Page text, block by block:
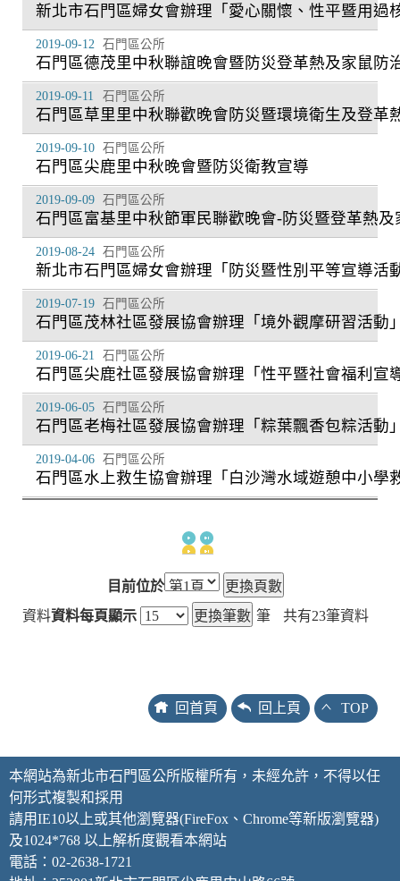
新北市石門區婦女會辦理「愛心關懷、性平暨用過
石門區德茂里中秋聯誼晚會暨防災登革熱及家鼠防
石門區公所
2019-09-12
石門區草里里中秋聯歡晚會防災暨環境衛生及登革
石門區公所
2019-09-11
石門區尖鹿里中秋晚會暨防災衛教宣導
石門區公所
2019-09-10
石門區富基里中秋節軍民聯歡晚會-防災暨登革熱及
石門區公所
2019-09-09
新北市石門區婦女會辦理「防災暨性別平等宣導活
石門區公所
2019-08-24
石門區茂林社區發展協會辦理「境外觀摩研習活動
石門區公所
2019-07-19
石門區尖鹿社區發展協會辦理「性平暨社會福利宣
石門區公所
2019-06-21
石門區老梅社區發展協會辦理「粽葉飄香包粽活動
石門區公所
2019-06-05
石門區水上救生協會辦理「白沙灣水域遊憩中小學
石門區公所
2019-04-06
目前位於
資料資料每頁顯示 筆 共有23筆資料
回首頁 回上頁 TOP
本網站為新北市石門區公所版權所有，未經允許，不得以任
何形式複製和採用
請用IE10以上或其他瀏覽器(FireFox、Chrome等新版瀏覽器)
及1024*768 以上解析度觀看本網站
電話：02-2638-1721